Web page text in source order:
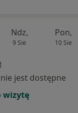
Ndz,
9 Sie
Pon,
10 Sie
jest dostępne
wizytę